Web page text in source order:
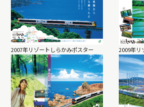
2007年リゾートしらかみポスター 2009年リ